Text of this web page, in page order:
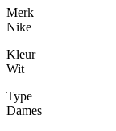
Merk
Nike
Kleur
Wit
Type
Dames